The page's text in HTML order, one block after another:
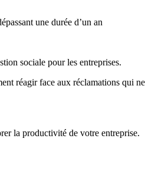
une durée d’un an
sociale pour les entreprises.
réagir face aux réclamations qui
la productivité de votre entreprise.